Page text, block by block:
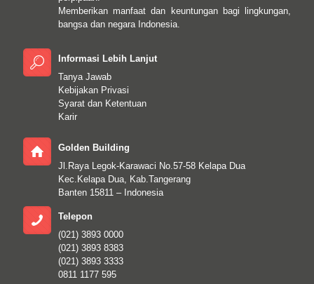
Memberikan manfaat dan keuntungan bagi lingkungan,
bangsa dan negara Indonesia.
Informasi Lebih Lanjut
Tanya Jawab
Kebijakan Privasi
Syarat dan Ketentuan
Karir
Golden Building
Jl.Raya Legok-Karawaci No.57-58 Kelapa Dua
Kec.Kelapa Dua, Kab.Tangerang
Banten 15811 – Indonesia
Telepon
(021) 3893 0000
(021) 3893 8383
(021) 3893 3333
0811 1177 595